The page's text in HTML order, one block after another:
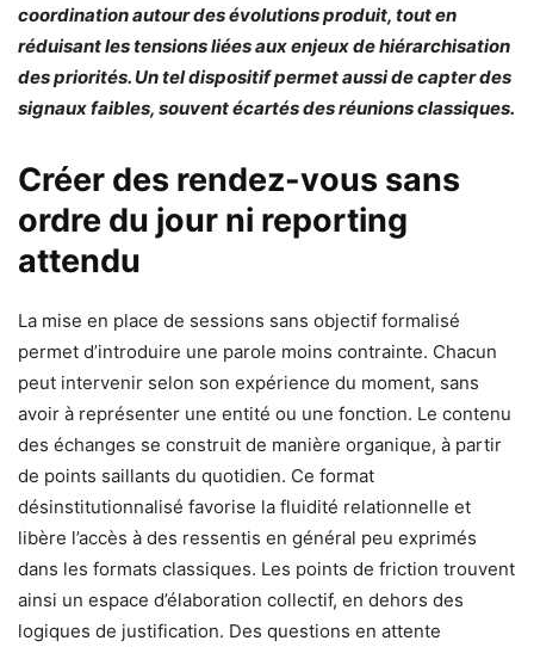
coordination autour des évolutions produit, tout en
réduisant les tensions liées aux enjeux de hiérarchisation
des priorités. Un tel dispositif permet aussi de capter des
signaux faibles, souvent écartés des réunions classiques.
Créer des rendez-vous sans
ordre du jour ni reporting
attendu
La mise en place de sessions sans objectif formalisé
permet d’introduire une parole moins contrainte. Chacun
peut intervenir selon son expérience du moment, sans
avoir à représenter une entité ou une fonction. Le contenu
des échanges se construit de manière organique, à partir
de points saillants du quotidien. Ce format
désinstitutionnalisé favorise la fluidité relationnelle et
libère l’accès à des ressentis en général peu exprimés
dans les formats classiques. Les points de friction trouvent
ainsi un espace d’élaboration collectif, en dehors des
logiques de justification. Des questions en attente